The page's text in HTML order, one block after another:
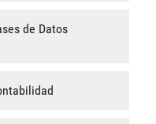
de Datos